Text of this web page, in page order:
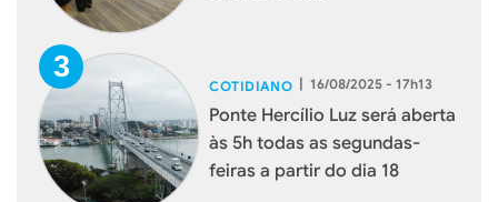
COTIDIANO | 16/08/2025 - 17h13
Ponte Hercílio Luz será aberta
às 5h todas as segundas-
feiras a partir do dia 18